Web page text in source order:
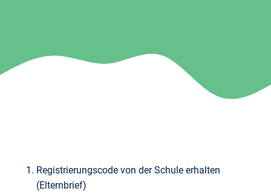
Registrierungscode von der Schule erhalten
(Elternbrief)